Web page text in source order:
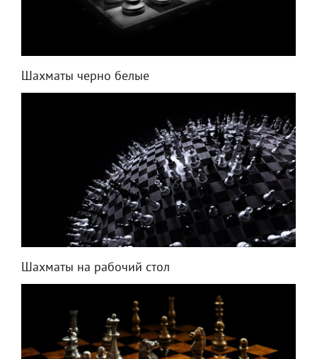
Шахматы черно белые
Шахматы на рабочий стол